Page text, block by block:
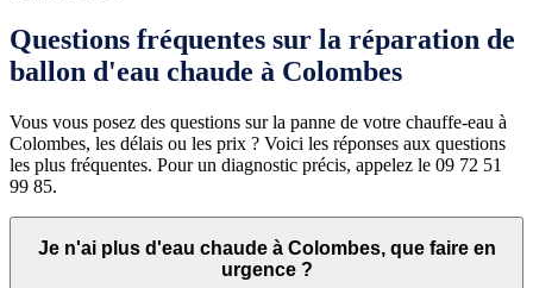
Questions fréquentes sur la réparation de
ballon d'eau chaude à Colombes
Vous vous posez des questions sur la panne de votre chauffe-eau à
Colombes, les délais ou les prix ? Voici les réponses aux questions
les plus fréquentes. Pour un diagnostic précis, appelez le 09 72 51
99 85.
Je n'ai plus d'eau chaude à Colombes, que faire en
urgence ?